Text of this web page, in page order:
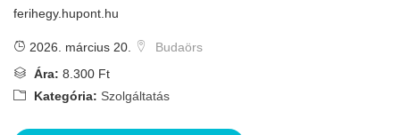
ferihegy.hupont.hu
2026. március 20.
Budaörs
Ára: 8.300 Ft
Kategória: Szolgáltatás